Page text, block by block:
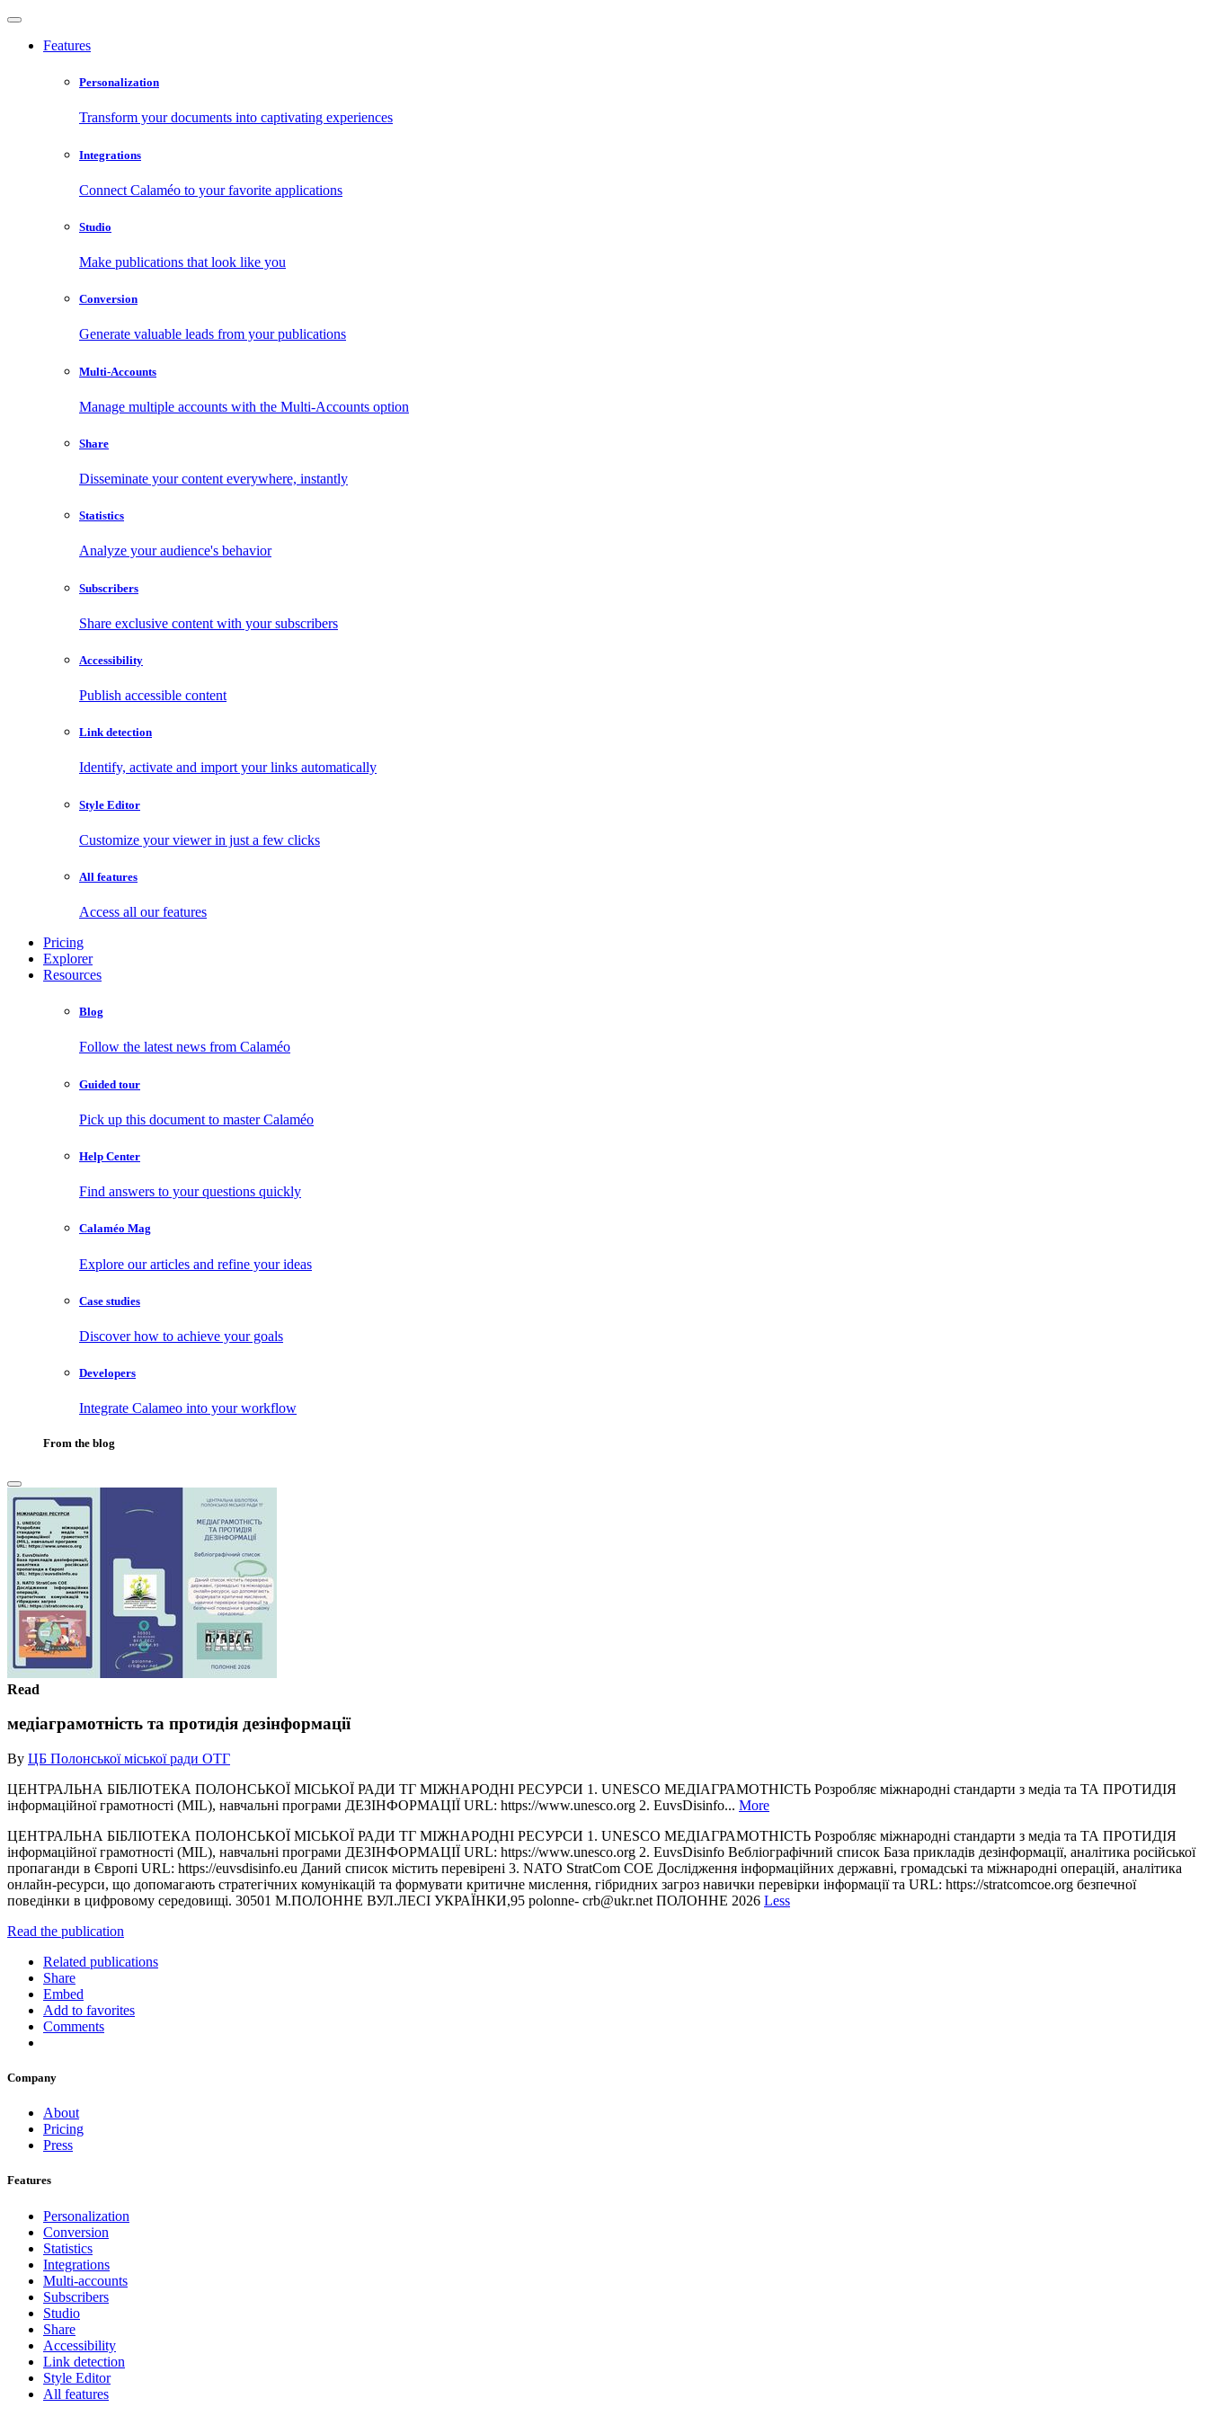
Features
Personalization
Transform your documents into captivating experiences
Integrations
Connect Calaméo to your favorite applications
Studio
Make publications that look like you
Conversion
Generate valuable leads from your publications
Multi-Accounts
Manage multiple accounts with the Multi-Accounts option
Share
Disseminate your content everywhere, instantly
Statistics
Analyze your audience's behavior
Subscribers
Share exclusive content with your subscribers
Accessibility
Publish accessible content
Link detection
Identify, activate and import your links automatically
Style Editor
Customize your viewer in just a few clicks
All features
Access all our features
Pricing
Explorer
Resources
Blog
Follow the latest news from Calaméo
Guided tour
Pick up this document to master Calaméo
Help Center
Find answers to your questions quickly
Calaméo Mag
Explore our articles and refine your ideas
Case studies
Discover how to achieve your goals
Developers
Integrate Calameo into your workflow
From the blog
Read
медіаграмотність та протидія дезінформації
By ЦБ Полонської міської ради ОТГ
ЦЕНТРАЛЬНА БІБЛІОТЕКА ПОЛОНСЬКОЇ МІСЬКОЇ РАДИ ТГ МІЖНАРОДНІ РЕСУРСИ 1. UNESCO МЕДІАГРАМОТНІСТЬ Розробляє міжнародні стандарти з медіа та ТА ПРОТИДІЯ
інформаційної грамотності (MIL), навчальні програми ДЕЗІНФОРМАЦІЇ URL: https://www.unesco.org 2. EuvsDisinfo... More
ЦЕНТРАЛЬНА БІБЛІОТЕКА ПОЛОНСЬКОЇ МІСЬКОЇ РАДИ ТГ МІЖНАРОДНІ РЕСУРСИ 1. UNESCO МЕДІАГРАМОТНІСТЬ Розробляє міжнародні стандарти з медіа та ТА ПРОТИДІЯ
інформаційної грамотності (MIL), навчальні програми ДЕЗІНФОРМАЦІЇ URL: https://www.unesco.org 2. EuvsDisinfo Вебліографічний список База прикладів дезінформації, аналітика російської
пропаганди в Європі URL: https://euvsdisinfo.eu Даний список містить перевірені 3. NATO StratCom COE Дослідження інформаційних державні, громадські та міжнародні операцій, аналітика
онлайн-ресурси, що допомагають стратегічних комунікацій та формувати критичне мислення, гібридних загроз навички перевірки інформації та URL: https://stratcomcoe.org безпечної
поведінки в цифровому середовищі. 30501 М.ПОЛОННЕ ВУЛ.ЛЕСІ УКРАЇНКИ,95 polonne- crb@ukr.net ПОЛОННЕ 2026 Less
Read the publication
Related publications
Share
Embed
Add to favorites
Comments
Company
About
Pricing
Press
Features
Personalization
Conversion
Statistics
Integrations
Multi-accounts
Subscribers
Studio
Share
Accessibility
Link detection
Style Editor
All features